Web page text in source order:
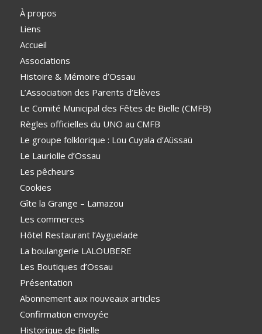
À propos
Liens
Accueil
Associations
Histoire & Mémoire d’Ossau
L’Association des Parents d’Elèves
Le Comité Municipal des Fêtes de Bielle (CMFB)
Règles officielles du UNO au CMFB
Le groupe folklorique : Lou Cuyala d’Aüssaü
Le Lauriolle d’Ossau
Les pêcheurs
Cookies
Gîte la Grange – Lamazou
Les commerces
Hôtel Restaurant l’Ayguelade
La boulangerie LALOUBERE
Les Boutiques d’Ossau
Présentation
Abonnement aux nouveaux articles
Confirmation envoyée
Historique de Bielle